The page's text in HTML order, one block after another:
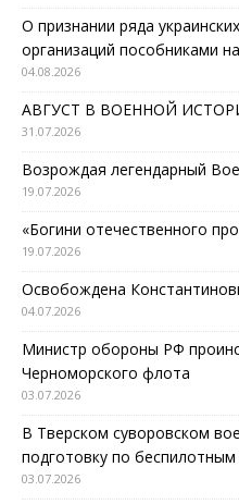
О признании ряда
организаций пособниками
04.08.2026
АВГУСТ В ВОЕННОЙ
31.07.2026
Возрождая легендарный
19.07.2026
«Богини отечественного
19.07.2026
Освобождена
04.07.2026
Министр обороны РФ
Черноморского флота
03.07.2026
В Тверском суворовском
подготовку по
03.07.2026